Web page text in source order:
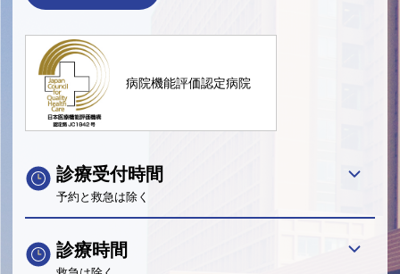
病院機能評価認定病院
診療受付時間
予約と救急は除く
診療時間